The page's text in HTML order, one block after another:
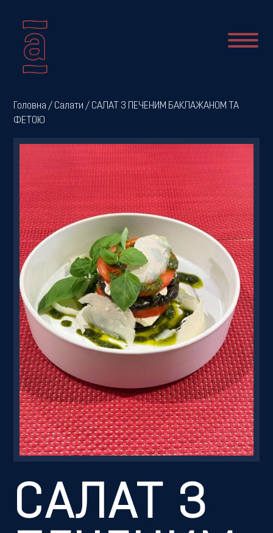
Про
Новини
Меню
Галерея
Резервація
Головна / Салати / САЛАТ З ПЕЧЕНИМ БАКЛАЖАНОМ ТА
ФЕТОЮ
САЛАТ З